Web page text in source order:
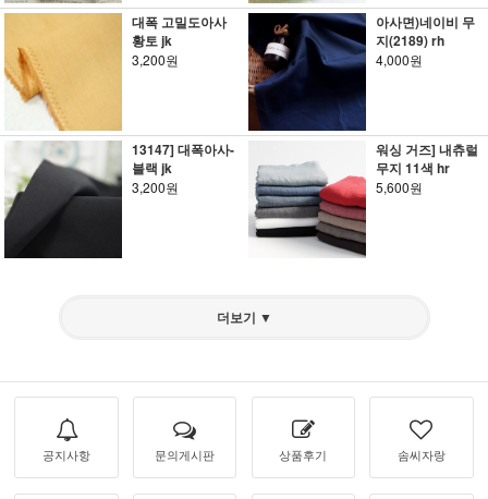
대폭 고밀도아사
황토 jk
3,200원
아사면)네이비 무
지(2189) rh
4,000원
13147] 대폭아사-
블랙 jk
3,200원
워싱 거즈] 내츄럴
무지 11색 hr
5,600원
더보기 ▼
공지사항 문의게시판 상품후기 솜씨자랑